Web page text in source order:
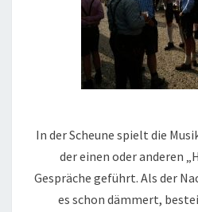
In der Scheune spielt die
der einen oder anderen
Gespräche geführt. Als der
es schon dämmert,